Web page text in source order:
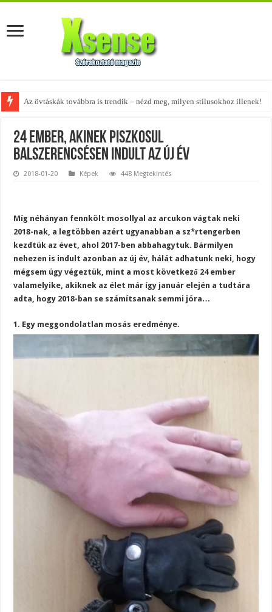
A tökéletes táskák férfiaknak – fedezd fel az 5 legjobb fazont!
24 ember, akinek piszkosul
balszerencsésen indult az új év
2018-01-20 Képek 448 Megtekintés
Míg néhányan fennkölt mosollyal az arcukon vágtak neki
2018-nak, a legtöbben azért ugyanabban a sz*rtengerben
kezdtük az évet, ahol 2017-ben abbahagytuk. Bármilyen
nehezen is indult azonban az új év, hálát adhatunk neki, hogy
mégsem úgy végeztük, mint a most következő 24 ember
valamelyike, akiknek az élet már így január elején a tudtára
adta, hogy 2018-ban se számítsanak semmi jóra…
1. Egy meggondolatlan mosás eredménye.